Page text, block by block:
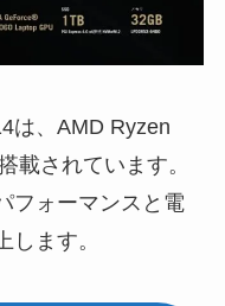
は、AMD Ryzen
載されています。
フォーマンスと電
ます。